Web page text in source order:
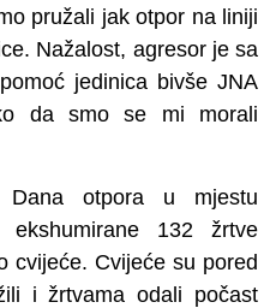
pružali jak otpor na liniji
Nažalost, agresor je sa
jedinica bivše JNA
da smo se mi morali
Dana otpora u mjestu
ekshumirane 132 žrtve
cvijeće. Cvijeće su pored
i žrtvama odali počast